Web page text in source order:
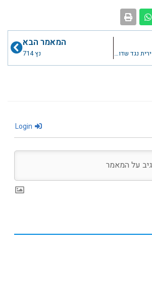
ביטול המתקפה האוירית נגד שדות התעופה המצריים במבצע "קדש"
המאמר הבא
נץ 714
הבא